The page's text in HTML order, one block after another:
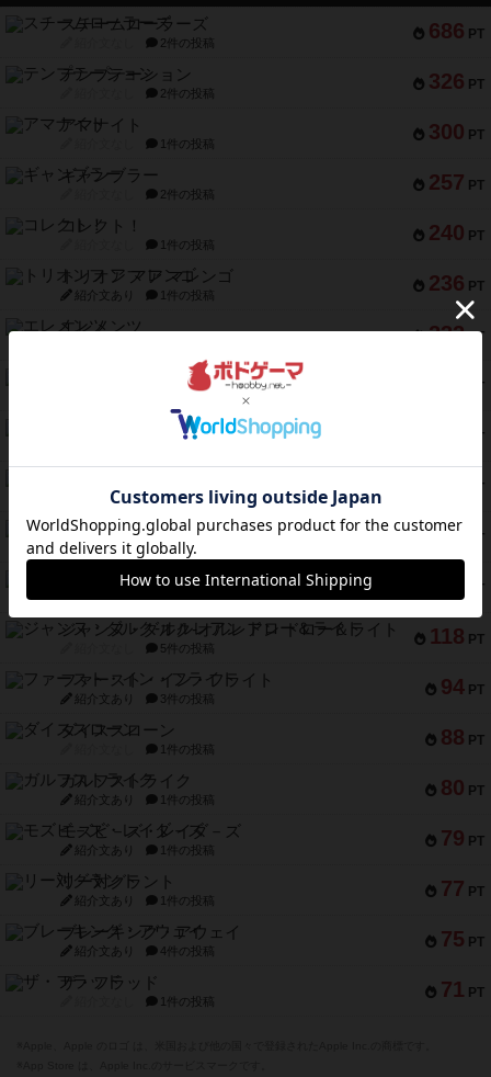
686 PT
スチームローラーズ
2件の投稿
326 PT
テンプテーション
2件の投稿
300 PT
アマナイト
1件の投稿
257 PT
ギャンブラー
2件の投稿
240 PT
コレクト！
1件の投稿
236 PT
トリオンフ ア マレンゴ
紹介文あり 1件の投稿
232 PT
エレメンツ
PT
バー！パーティー
1件の投稿
PT
PT
紹介文なし 1件の投稿
140 PT
ブラヴェスト
紹介文なし 1件の投稿
PT
ドブル：ポケットモンスター
紹介文あり 4件の投稿
118 PT
ジャンヌ・ダルク-オルレアン ドロー＆ライト
5件の投稿
94 PT
ファースト・イン・フライト
紹介文あり 3件の投稿
88 PT
ダイススローン
1件の投稿
80 PT
ガルフストライク
紹介文あり 1件の投稿
79 PT
モズビ－ズ・レイダ－ズ
紹介文あり 1件の投稿
77 PT
リー対グラント
紹介文あり 1件の投稿
75 PT
ブレーキング・アウェイ
紹介文あり 4件の投稿
71 PT
ザ・フラッド
1件の投稿